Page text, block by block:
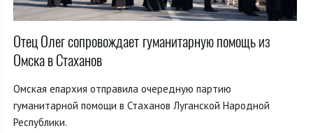
Отец Олег сопровождает гуманитарную помощь из
Омска в Стаханов
Омская епархия отправила очередную партию
гуманитарной помощи в Стаханов Луганской Народной
Республики.